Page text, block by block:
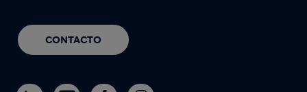
CONTACTO